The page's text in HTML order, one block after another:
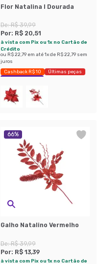
Flor Natalina I Dourada
De:R$ 39,99
Por: R$ 20,51
à vista com Pix ou 1x no Cartão de
Crédito
ou R$ 22,79 em até1x de R$ 22,79 sem
juros
Cashback R$ 10
Últimas peças
Economize 48%
66%
Galho Natalino Vermelho
De:R$ 39,99
Por: R$ 13,39
à vista com Pix ou 1x no Cartão de